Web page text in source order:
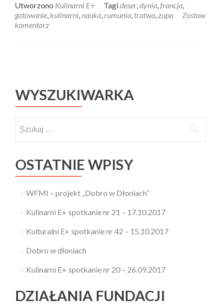
Utworzono Kulinarni E+ Tagideser,dynia,francja,
gotowanie, kulinarni,nauka,rumunia, tratwa,zupa
Zostaw
komentarz
WYSZUKIWARKA
OSTATNIE WPISY
WFMI – projekt „Dobro w Dłoniach”
Kulinarni E+ spotkanie nr 21 – 17.10.2017
Kulturalni E+ spotkanie nr 42 – 15.10.2017
Dobro w dłoniach
Kulinarni E+ spotkanie nr 20 – 26.09.2017
DZIAŁANIA FUNDACJI